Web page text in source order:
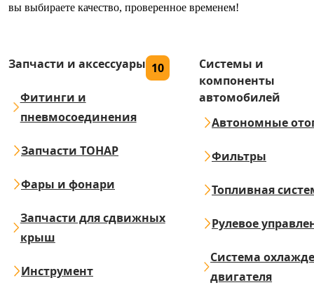
вы выбираете качество, проверенное временем!
Запчасти и аксессуары 10
Фитинги и
пневмосоединения
Запчасти ТОНАР
Фары и фонари
Запчасти для сдвижных
крыш
Инструмент
Системы и
компоненты
автомобилей
Автономные
Фильтры
Топливная
Рулевое
Система
двигателя